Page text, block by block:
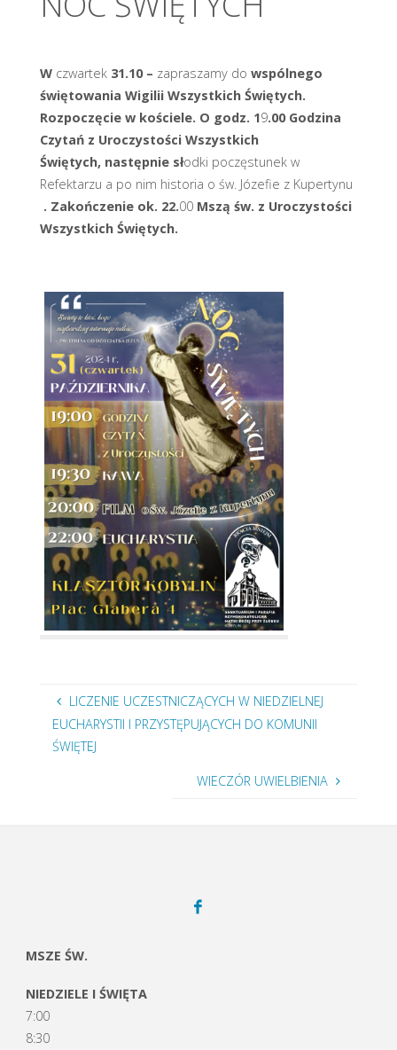
W czwartek31.10 – zapraszamy do wspólnego
świętowania Wigilii Wszystkich Świętych.
Rozpoczęcie w kościele. O godz. 19.00 Godzina
Czytań z Uroczystości Wszystkich
Świętych, następnie słodki poczęstunek w
Refektarzu a po nim historia o św. Józefie z Kupertynu
. Zakończenie ok. 22.00 Mszą św. z Uroczystości
Wszystkich Świętych.
LICZENIE UCZESTNICZĄCYCH W NIEDZIELNEJ
EUCHARYSTII I PRZYSTĘPUJĄCYCH DO KOMUNII
ŚWIĘTEJ
WIECZÓR UWIELBIENIA
MSZE ŚW.
NIEDZIELE I ŚWIĘTA
7:00
8:30